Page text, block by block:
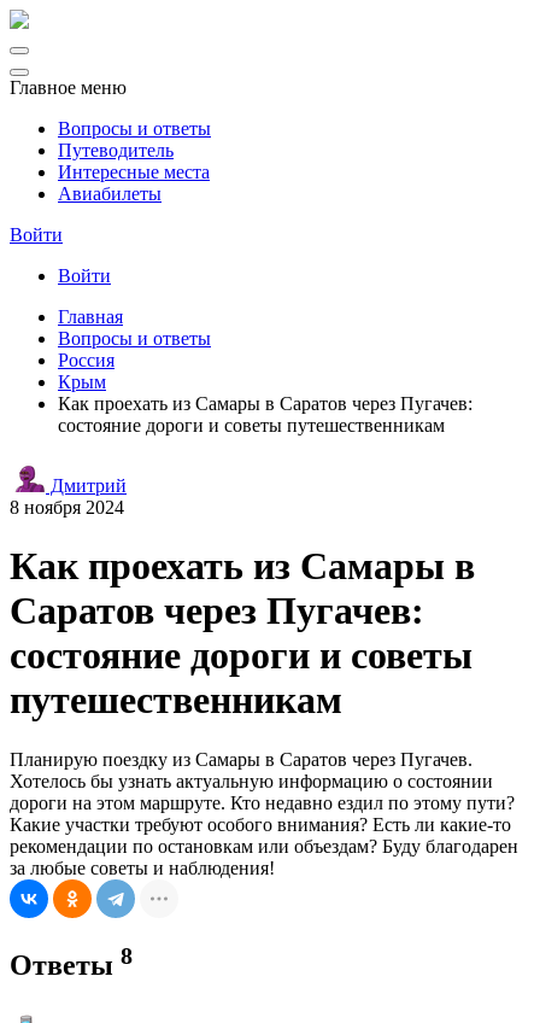
Главное меню
Вопросы и ответы
Путеводитель
Интересные места
Авиабилеты
Войти
Войти
Главная
Вопросы и ответы
Россия
Крым
Как проехать из Самары в Саратов через Пугачев:
состояние дороги и советы путешественникам
Дмитрий
8 ноября 2024
Как проехать из Самары в
Саратов через Пугачев:
состояние дороги и советы
путешественникам
Планирую поездку из Самары в Саратов через Пугачев.
Хотелось бы узнать актуальную информацию о состоянии
дороги на этом маршруте. Кто недавно ездил по этому пути?
Какие участки требуют особого внимания? Есть ли какие-то
рекомендации по остановкам или объездам? Буду благодарен
за любые советы и наблюдения!
Ответы 8